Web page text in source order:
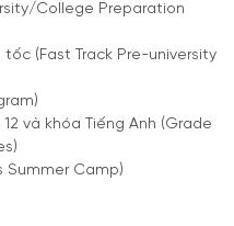
College Preparation
(Fast Track Pre-university
và khóa Tiếng Anh (Grade
Summer Camp)